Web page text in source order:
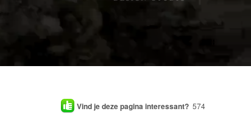
Vind je deze pagina interessant? 574